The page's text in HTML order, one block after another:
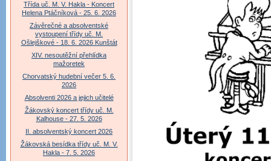
Třída uč. M. V. Hakla - Koncert
Helena Ptáčníková - 25. 6. 2026
Závěrečné a absolventské
vystoupení třídy uč. M.
Ošlejškové - 18. 6. 2026 Kunštát
XIV. nesoutěžní přehlídka
mažoretek
Chorvatský hudební večer 5. 6.
2026
Absolventi 2026 a jejich učitelé
Žákovský koncert třídy uč. M.
Kalhouse - 27. 5. 2026
II. absolventský koncert 2026
Žákovská besídka třídy uč. M. V.
Hakla - 7. 5. 2026